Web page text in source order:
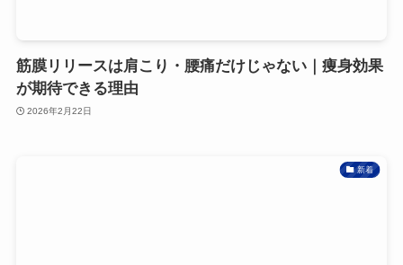
筋膜リリースは肩こり・腰痛だけじゃない｜痩身効果
が期待できる理由
2026年2月22日
新着